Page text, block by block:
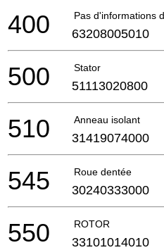
Pas d'informations
400 63208005010
Stator
500 51113020800
Anneau isolant
510 31419074000
Roue dentée
545 30240333000
ROTOR
550 33101014010